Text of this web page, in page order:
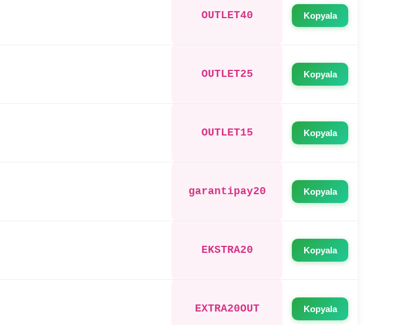
OUTLET40 Kopyala
OUTLET25 Kopyala
OUTLET15 Kopyala
garantipay20 Kopyala
EKSTRA20 Kopyala
EXTRA20OUT Kopyala